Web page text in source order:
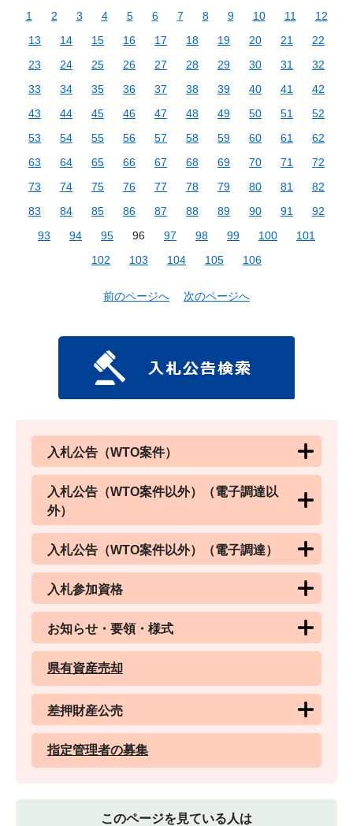
1 2 3 4 5 6 7 8 9 10 11
12
13
14 15 16 17 18 19 20 21
22
23
24 25 26 27 28 29 30 31
32
33
34 35 36 37 38 39 40 41
42
43
44 45 46 47 48 49 50 51
52
53
54 55 56 57 58 59 60 61
62
63
64 65 66 67 68 69 70 71
72
73
74 75 76 77 78 79 80 81
82
83
84 85 86 87 88 89 90 91
92
93
94 95 96 97 98 99 100
101
102
103 104 105 106
前のページへ 次のページへ
入札公告（WTO案件）
入札公告（WTO案件以外）（電子調達以
外）
入札公告（WTO案件以外）（電子調達）
入札参加資格
お知らせ・要領・様式
県有資産売却
差押財産公売
指定管理者の募集
このページを見ている人は